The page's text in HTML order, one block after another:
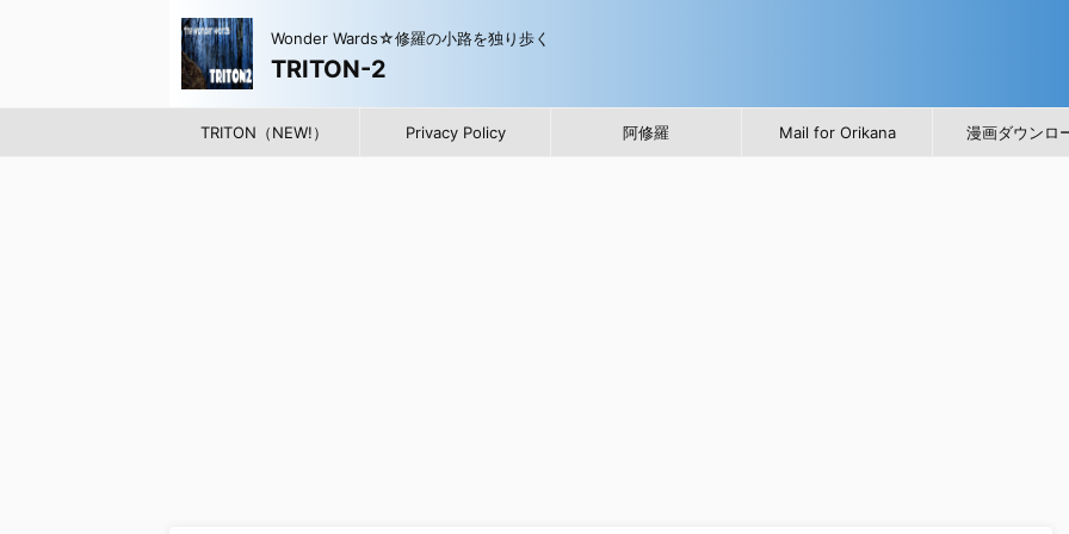
Wonder Wards☆修羅の小路を独り歩く
TRITON-2
TRITON（NEW!） Privacy Policy 阿修羅 Mail for Orikana 漫画ダウンロ